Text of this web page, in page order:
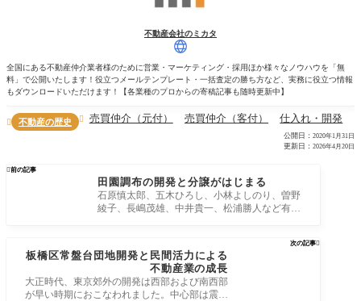
不動産会社のミカタ
全国にある不動産仲介業者様のために営業・マーケティング・採用ほか様々なノウハウを「無
料」で公開いたします！役立つメールテンプレート・一括査定の勝ち方など、実務に役立つ情報
もダウンロードいただけます！【各業種のプロからの寄稿記事も随時更新中】
 不動産の歴史  売買仲介（元付） 売買仲介（客付） 仕入れ・開発
公開日： 2020年1月31日
更新日： 2026年4月20日
前の記事
田園調布の開発と分譲がはじまる
石原慎太郎、五木ひろし、小林よしのり、曽野
綾子、長嶋茂雄、中井貴一、松浦勝人など有名
次の記事
板橋区常盤台団地開発と民間活力による
不動産業の成長
大正時代、東京郊外の開発は西部および南西部
が早い時期におこなわれました。中心部は震災